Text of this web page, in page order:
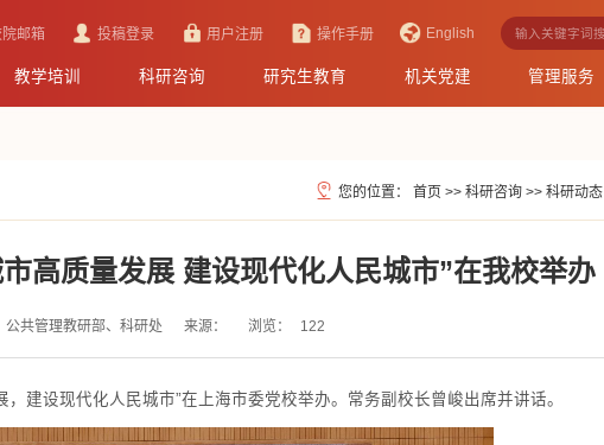
邮箱 投稿登录 用户注册 操作手册 English
教学培训 科研咨询 研究生教育 机关党建 管理服务
您的位置： 首页 >> 科研咨询 >> 科研动态
高质量发展 建设现代化人民城市”在我校举办
公共管理教研部、科研处 来源： 浏览： 122
建设现代化人民城市”在上海市委党校举办。常务副校长曾峻出席并讲话。